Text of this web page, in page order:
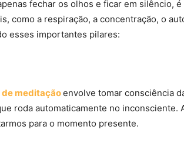
fechar os olhos e ficar em silêncio,
como a respiração, a concentração, o
esses importantes pilares:
meditaçãoenvolve tomar consciência
roda automaticamente no inconsciente.
para o momento presente.